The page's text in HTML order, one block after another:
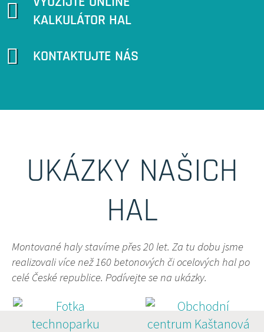
KALKULÁTOR HAL
KONTAKTUJTE NÁS
UKÁZKY NAŠICH
HAL
Montované haly stavíme přes 20 let. Za tu dobu jsme
realizovali více než 160 betonových či ocelových hal po
celé České republice. Podívejte se na ukázky.